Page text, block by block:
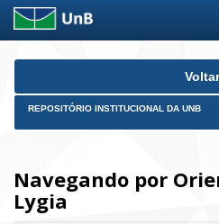
Skip
Voltar
REPOSITÓRIO INSTITUCIONAL DA UNB
Navegando por
Lygia